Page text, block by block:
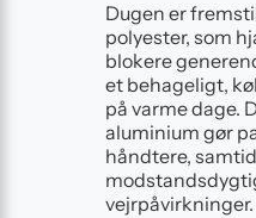
Dugen er
polyester, som
blokere
et behageligt,
på varme dage.
aluminium gør
håndtere,
vejrpåvirkninger.